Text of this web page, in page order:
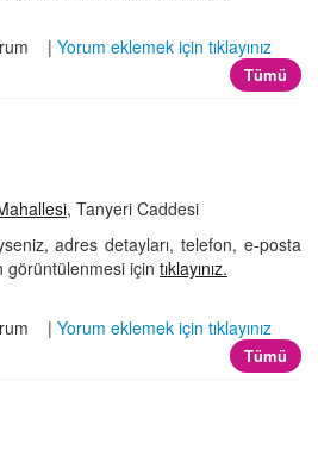
| Yorum eklemek için tıklayınız
Tümü
, Tanyeri Caddesi
adres detayları, telefon, e-posta
görüntülenmesi için tıklayınız.
| Yorum eklemek için tıklayınız
Tümü